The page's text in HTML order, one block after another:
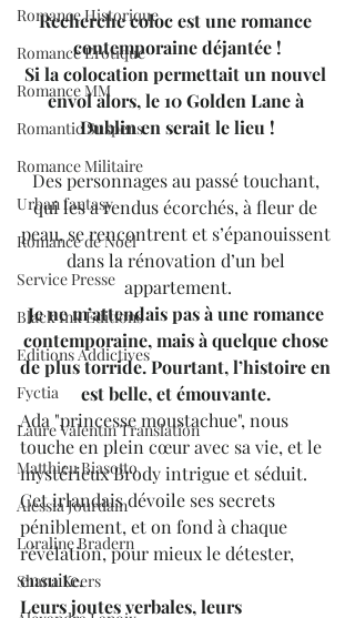
Romance Historique
Romance Erotique
Romance MM
Romantic Suspens
Romance Militaire
Urban fantasy
Romance de Noël
Service Presse
Black Ink Editions
Editions Addictives
Fyctia
Laure Valentin Translation
Matthieu Biasotto
Alessia Jourdain
Loraline Bradern
Shana Keers
Recherche coloc est une romance
contemporaine déjantée !
Si la colocation permettait un nouvel
envol alors, le 10 Golden Lane à
Dublin en serait le lieu !
Des personnages au passé touchant,
qui les a rendus écorchés, à fleur de
peau, se rencontrent et s’épanouissent
dans la rénovation d’un bel
appartement.
Je ne m’attendais pas à une romance
contemporaine, mais à quelque chose
de plus torride. Pourtant, l’histoire en
est belle, et émouvante.
Ada "princesse moustachue", nous
touche en plein cœur avec sa vie, et le
mystérieux Brody intrigue et séduit.
Cet irlandais dévoile ses secrets
péniblement, et on fond à chaque
révélation, pour mieux le détester,
ensuite.
Leurs joutes verbales, leurs